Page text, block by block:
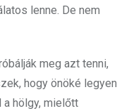
lenne. De nem
meg azt tenni,
hogy önöké legyen
a hölgy, mielőtt